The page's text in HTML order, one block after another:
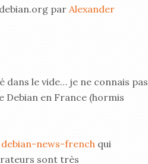
par Alexander
dans le vide… je ne connais pas
Debian en France (hormis
debian-news-french qui
sont très